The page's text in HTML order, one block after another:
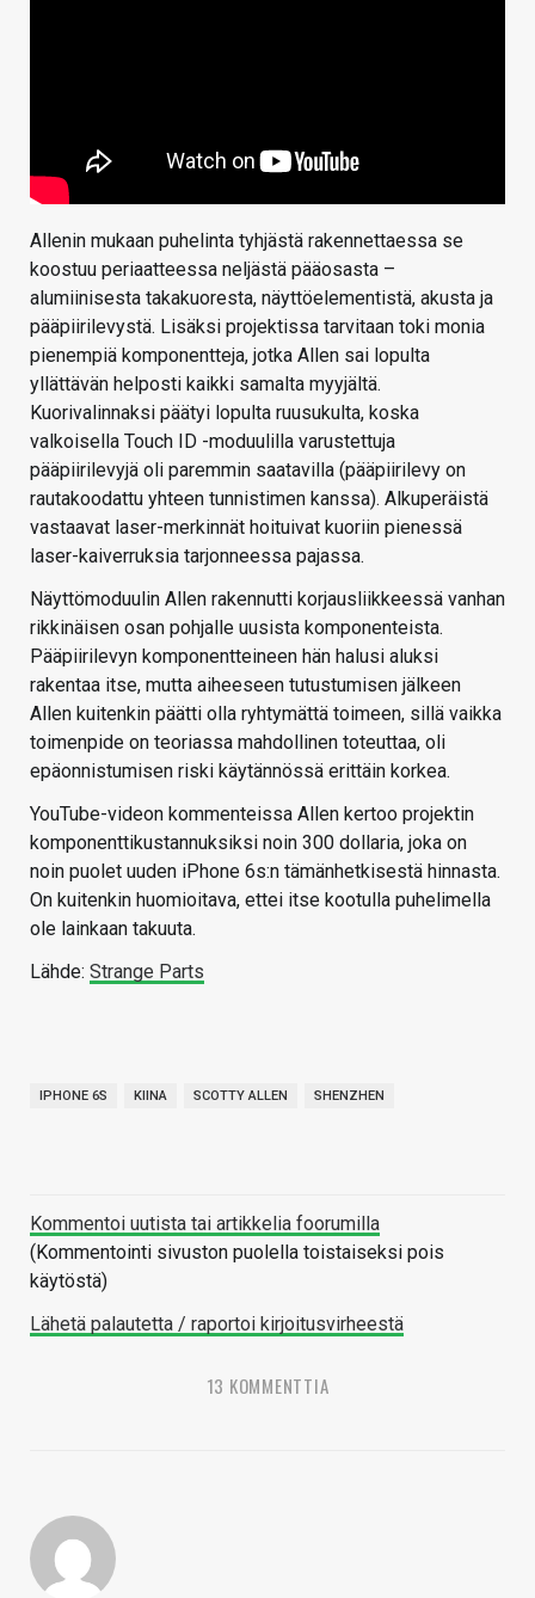
Allenin mukaan puhelinta tyhjästä rakennettaessa se
koostuu periaatteessa neljästä pääosasta –
alumiinisesta takakuoresta, näyttöelementistä, akusta ja
pääpiirilevystä. Lisäksi projektissa tarvitaan toki monia
pienempiä komponentteja, jotka Allen sai lopulta
yllättävän helposti kaikki samalta myyjältä.
Kuorivalinnaksi päätyi lopulta ruusukulta, koska
valkoisella Touch ID -moduulilla varustettuja
pääpiirilevyjä oli paremmin saatavilla (pääpiirilevy on
rautakoodattu yhteen tunnistimen kanssa). Alkuperäistä
vastaavat laser-merkinnät hoituivat kuoriin pienessä
laser-kaiverruksia tarjonneessa pajassa.
Näyttömoduulin Allen rakennutti korjausliikkeessä vanhan
rikkinäisen osan pohjalle uusista komponenteista.
Pääpiirilevyn komponentteineen hän halusi aluksi
rakentaa itse, mutta aiheeseen tutustumisen jälkeen
Allen kuitenkin päätti olla ryhtymättä toimeen, sillä vaikka
toimenpide on teoriassa mahdollinen toteuttaa, oli
epäonnistumisen riski käytännössä erittäin korkea.
YouTube-videon kommenteissa Allen kertoo projektin
komponenttikustannuksiksi noin 300 dollaria, joka on
noin puolet uuden iPhone 6s:n tämänhetkisestä hinnasta.
On kuitenkin huomioitava, ettei itse kootulla puhelimella
ole lainkaan takuuta.
Lähde: Strange Parts
IPHONE 6S KIINA SCOTTY ALLEN SHENZHEN
Kommentoi uutista tai artikkelia foorumilla
(Kommentointi sivuston puolella toistaiseksi pois
käytöstä)
Lähetä palautetta / raportoi kirjoitusvirheestä
13 KOMMENTTIA